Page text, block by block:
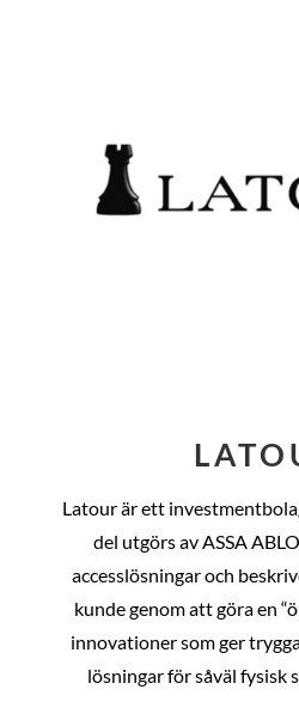
Latour är ett
del utgörs av ASSA
accesslösningar och
kunde genom att göra en
innovationer som ger
lösningar för såväl fysisk